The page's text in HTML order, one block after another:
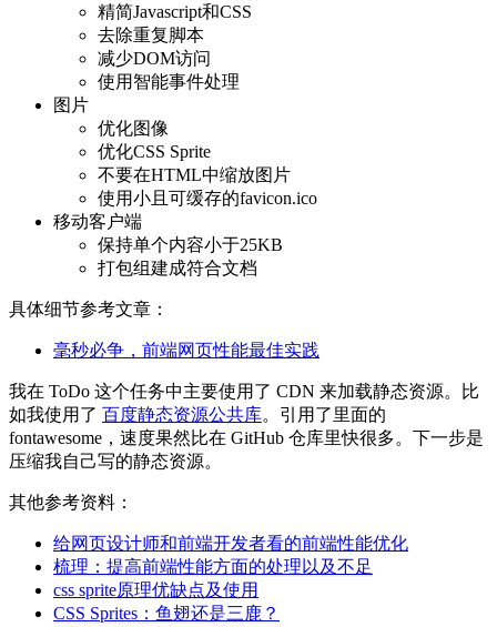
精简Javascript和CSS
去除重复脚本
减少DOM访问
使用智能事件处理
图片
优化图像
优化CSS Sprite
不要在HTML中缩放图片
使用小且可缓存的favicon.ico
移动客户端
保持单个内容小于25KB
打包组建成符合文档
具体细节参考文章：
毫秒必争，前端网页性能最佳实践
我在 ToDo 这个任务中主要使用了 CDN 来加载静态资源。比
如我使用了 百度静态资源公共库。引用了里面的
fontawesome，速度果然比在 GitHub 仓库里快很多。下一步是
压缩我自己写的静态资源。
其他参考资料：
给网页设计师和前端开发者看的前端性能优化
梳理：提高前端性能方面的处理以及不足
css sprite原理优缺点及使用
CSS Sprites：鱼翅还是三鹿？